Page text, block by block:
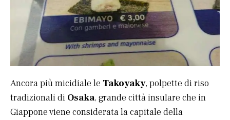
Ancora più micidiale le Takoyaky, polpette di riso
tradizionali di Osaka, grande città insulare che in
Giappone viene considerata la capitale della